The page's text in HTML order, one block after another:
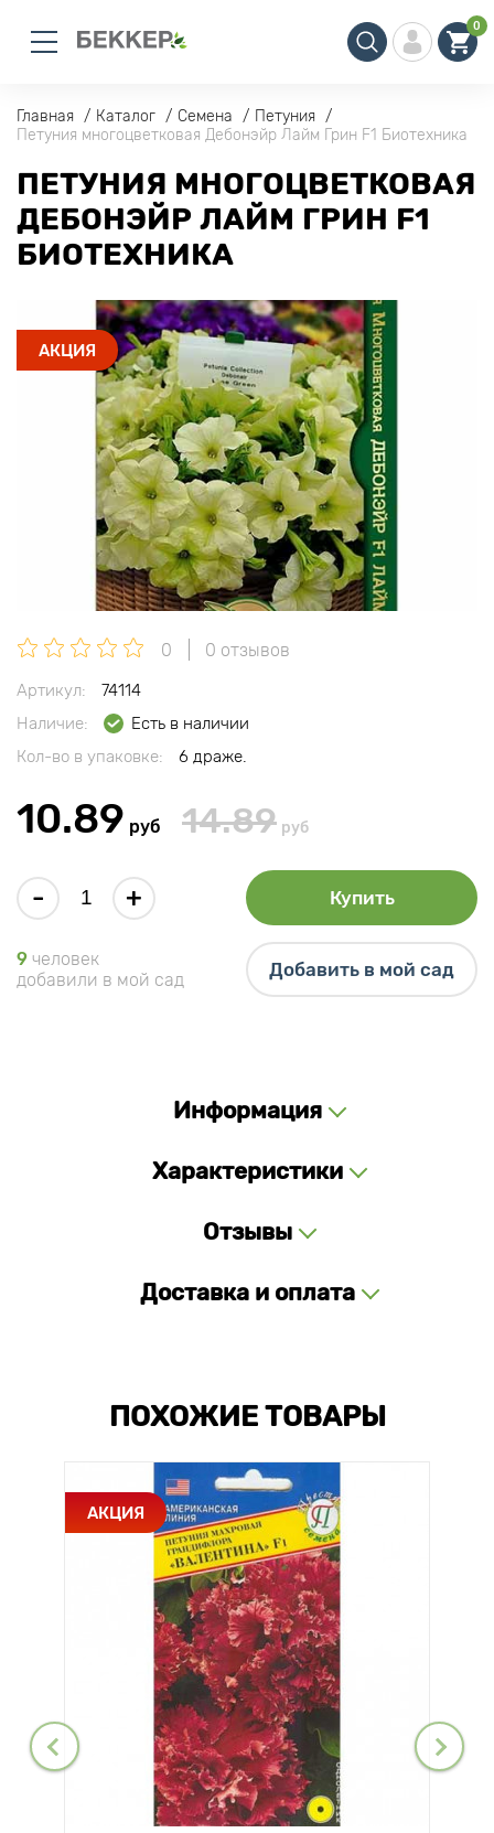
0
Главная Каталог Семена
Петуния
Петуния многоцветковая Дебонэйр Лайм Грин F1 Биотехника
ПЕТУНИЯ МНОГОЦВЕТКОВАЯ
ДЕБОНЭЙР ЛАЙМ ГРИН F1
БИОТЕХНИКА
АКЦИЯ
0 0 отзывов
Артикул:
74114
Наличие:
Есть в наличии
Кол-во в упаковке:
6 драже.
10.89 руб 14.89 руб
- + Купить
9 человек
добавили в мой сад
Добавить в мой сад
Информация
Характеристики
Отзывы
Доставка и оплата
ПОХОЖИЕ ТОВАРЫ
АКЦИЯ